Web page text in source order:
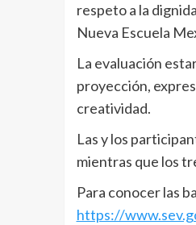
respeto a la
Nueva Escuela
La evaluación
proyección,
creatividad.
Las y los
mientras que los
Para conocer las
https://